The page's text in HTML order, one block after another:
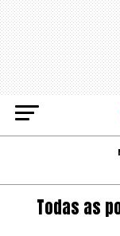
Todas as